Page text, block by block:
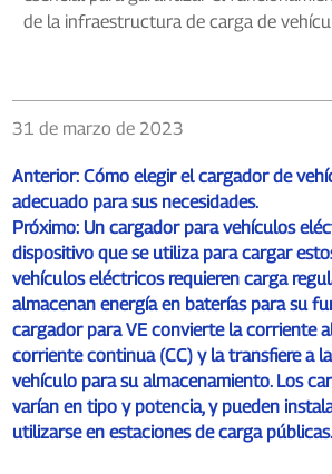
de la infraestructura de carga de
31 de marzo de 2023
Anterior: Cómo elegir el cargador de
adecuado para sus necesidades.
Próximo: Un cargador para vehículos
dispositivo que se utiliza para cargar
vehículos eléctricos requieren carga
almacenan energía en baterías para su
cargador para VE convierte la corriente
corriente continua (CC) y la transfiere a
vehículo para su almacenamiento. Los
varían en tipo y potencia, y pueden
utilizarse en estaciones de carga públicas.